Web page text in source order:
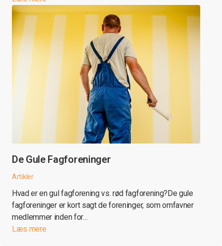
De Gule Fagforeninger
Artikler
Hvad er en gul fagforening vs. rød fagforening?De gule
fagforeninger er kort sagt de foreninger, som omfavner
medlemmer inden for…
Læs mere